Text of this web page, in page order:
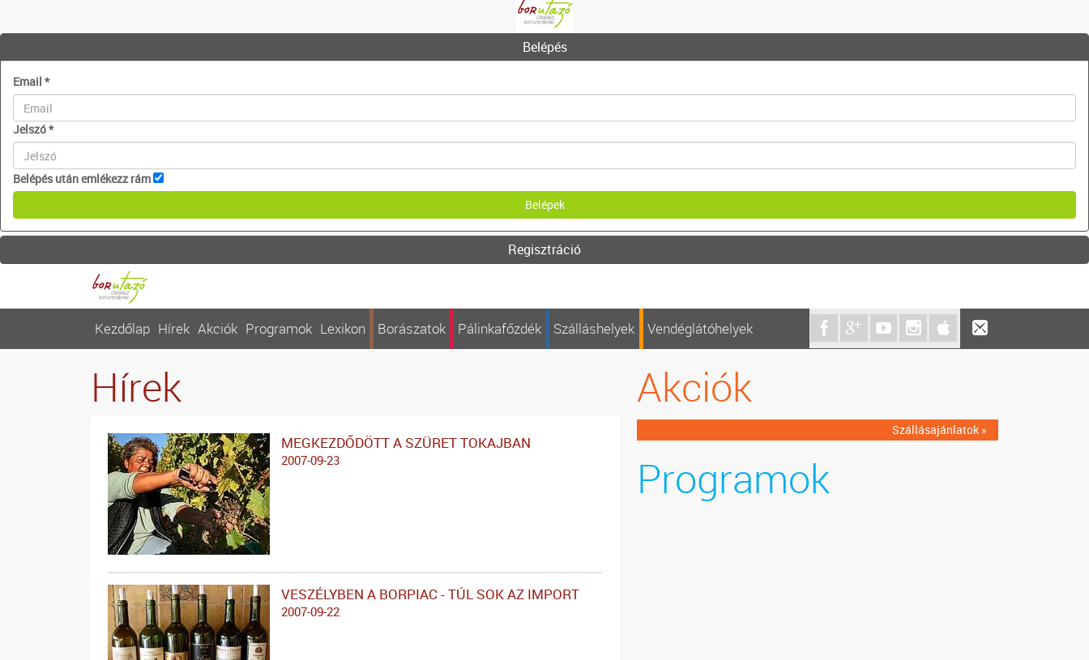
Belépés
Email *
Jelszó*
Belépés után emlékezz rám
Regisztráció
Kezdőlap Hírek Akciók Programok Lexikon Borászatok Pálinkafőzdék Szálláshelyek Vendéglátóhelyek
Hírek
MEGKEZDŐDÖTT A SZÜRET TOKAJBAN
2007-09-23
VESZÉLYBEN A BORPIAC - TÚL SOK AZ IMPORT
2007-09-22
Akciók
Szállásajánlatok »
Programok